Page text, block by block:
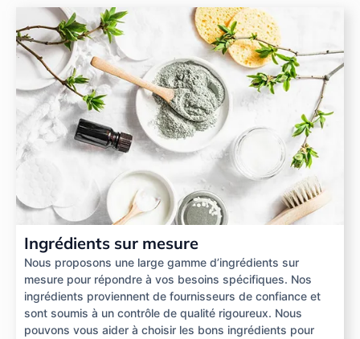
Ingrédients sur mesure
Nous proposons une large gamme d’ingrédients sur
mesure pour répondre à vos besoins spécifiques. Nos
ingrédients proviennent de fournisseurs de confiance et
sont soumis à un contrôle de qualité rigoureux. Nous
pouvons vous aider à choisir les bons ingrédients pour